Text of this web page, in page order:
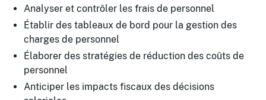
Analyser et contrôler les frais de personnel
Établir des tableaux de bord pour la gestion des
charges de personnel
Élaborer des stratégies de réduction des coûts de
personnel
Anticiper les impacts fiscaux des décisions